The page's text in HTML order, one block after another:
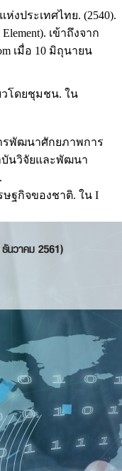
งประเทศไทย. (2540).
เข้าถึงจาก
เมื่อ 10 มิถุนายน
วโดยชุมชน. ใน
รพัฒนาศักยภาพการ
บันวิจัยและพัฒนา
รษฐกิจของชาติ. ใน I